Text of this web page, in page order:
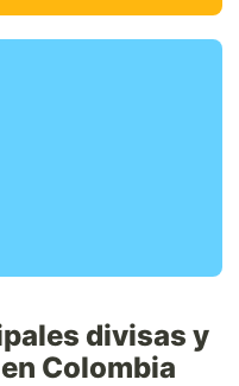
divisas y
Colombia